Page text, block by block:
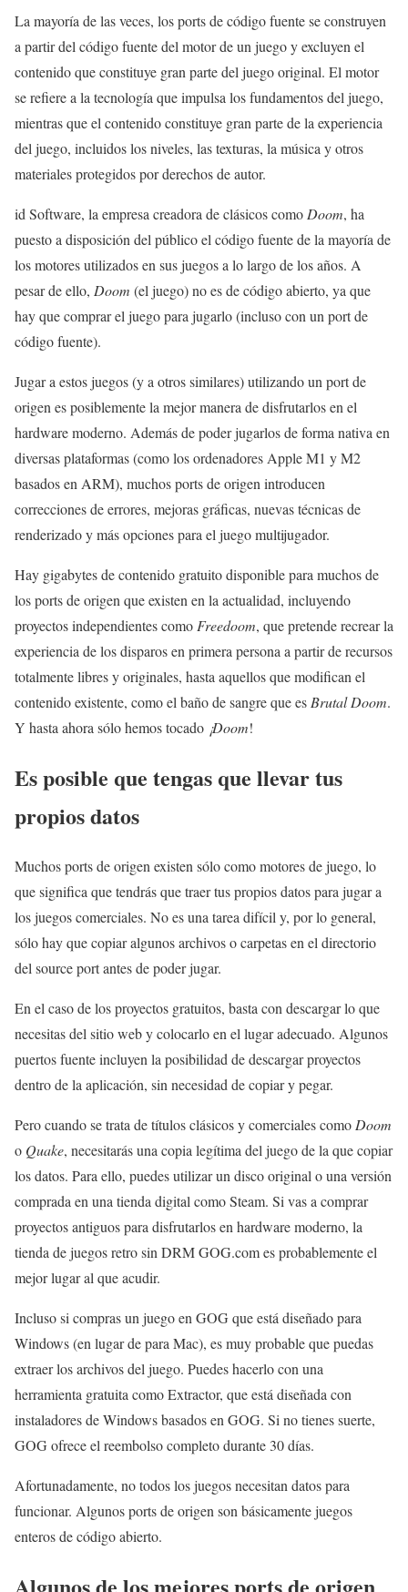
La mayoría de las veces, los ports de código fuente se construyen
a partir del código fuente del motor de un juego y excluyen el
contenido que constituye gran parte del juego original. El motor
se refiere a la tecnología que impulsa los fundamentos del juego,
mientras que el contenido constituye gran parte de la experiencia
del juego, incluidos los niveles, las texturas, la música y otros
materiales protegidos por derechos de autor.
id Software, la empresa creadora de clásicos comoDoom, ha
puesto a disposición del público el código fuente de la mayoría de
los motores utilizados en sus juegos a lo largo de los años. A
pesar de ello, Doom (el juego) no es de código abierto, ya que
hay que comprar el juego para jugarlo (incluso con un port de
código fuente).
Jugar a estos juegos (y a otros similares) utilizando un port de
origen es posiblemente la mejor manera de disfrutarlos en el
hardware moderno. Además de poder jugarlos de forma nativa en
diversas plataformas (como los ordenadores Apple M1 y M2
basados en ARM), muchos ports de origen introducen
correcciones de errores, mejoras gráficas, nuevas técnicas de
renderizado y más opciones para el juego multijugador.
Hay gigabytes de contenido gratuito disponible para muchos de
los ports de origen que existen en la actualidad, incluyendo
proyectos independientes comoFreedoom, que pretende recrear la
experiencia de los disparos en primera persona a partir de recursos
totalmente libres y originales, hasta aquellos que modifican el
contenido existente, como el baño de sangre que esBrutal Doom.
Y hasta ahora sólo hemos tocado ¡Doom!
Es posible que tengas que llevar tus
propios datos
Muchos ports de origen existen sólo como motores de juego, lo
que significa que tendrás que traer tus propios datos para jugar a
los juegos comerciales. No es una tarea difícil y, por lo general,
sólo hay que copiar algunos archivos o carpetas en el directorio
del source port antes de poder jugar.
En el caso de los proyectos gratuitos, basta con descargar lo que
necesitas del sitio web y colocarlo en el lugar adecuado. Algunos
puertos fuente incluyen la posibilidad de descargar proyectos
dentro de la aplicación, sin necesidad de copiar y pegar.
Pero cuando se trata de títulos clásicos y comerciales como Doom
o Quake, necesitarás una copia legítima del juego de la que copiar
los datos. Para ello, puedes utilizar un disco original o una versión
comprada en una tienda digital como Steam. Si vas a comprar
proyectos antiguos para disfrutarlos en hardware moderno, la
tienda de juegos retro sin DRM GOG.com es probablemente el
mejor lugar al que acudir.
Incluso si compras un juego en GOG que está diseñado para
Windows (en lugar de para Mac), es muy probable que puedas
extraer los archivos del juego. Puedes hacerlo con una
herramienta gratuita como Extractor, que está diseñada con
instaladores de Windows basados en GOG. Si no tienes suerte,
GOG ofrece el reembolso completo durante 30 días.
Afortunadamente, no todos los juegos necesitan datos para
funcionar. Algunos ports de origen son básicamente juegos
enteros de código abierto.